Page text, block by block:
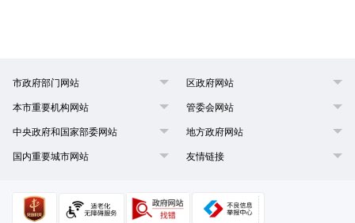
市政府部门网站 区政府网站
本市重要机构网站 管委会网站
中央政府和国家部委网站 地方政府网站
国内重要城市网站 友情链接